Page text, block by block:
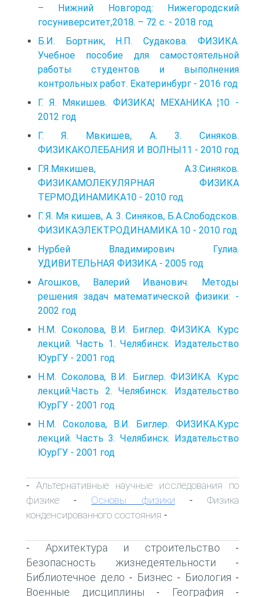
– Нижний Новгород: Нижегородский
госуниверситет,2018. – 72 c. - 2018 год
Б.И. Бортник, Н.П. Судакова. ФИЗИКА.
Учебное пособие для самостоятельной
работы студентов и выполнения
контрольных работ. Екатеринбург - 2016 год
Г. Я. Мякишев. ФИЗИКА¦ МЕХАНИКА ¦10 -
2012 год
Г. Я. Мвкишев, А. 3. Синяков.
ФИЗИКАКОЛЕБАНИЯ И ВОЛНЫ11 - 2010 год
Г.Я.Мякишев, А.3.Синяков.
ФИЗИКАМОЛЕКУЛЯРНАЯ ФИЗИКА
ТЕРМОДИНАМИКА10 - 2010 год
Г. Я. Мя кишев, А. 3. Синяков, Б.А.Слободсков.
ФИЗИКАЭЛЕКТРОДИНАМИКА 10 - 2010 год
Нурбей Владимирович Гулиа.
УДИВИТЕЛЬНАЯ ФИЗИКА - 2005 год
Агошков, Валерий Иванович. Методы
решения задач математической физики: -
2002 год
Н.М. Соколова, В.И. Биглер. ФИЗИКА. Курс
лекций. Часть 1. Челябинск. Издательство
ЮурГУ - 2001 год
Н.М. Соколова, В.И. Биглер. ФИЗИКА. Курс
лекций.Часть 2. Челябинск. Издательство
ЮурГУ - 2001 год
Н.М. Соколова, В.И. Биглер. ФИЗИКА.Курс
лекций. Часть 3. Челябинск. Издательство
ЮурГУ - 2001 год
- Альтернативные научные исследования по
физике - Основы физики -Физика
конденсированного состояния -
- Архитектура и строительство -
Безопасность жизнедеятельности -
Библиотечное дело - Бизнес - Биология -
Военные дисциплины - География -